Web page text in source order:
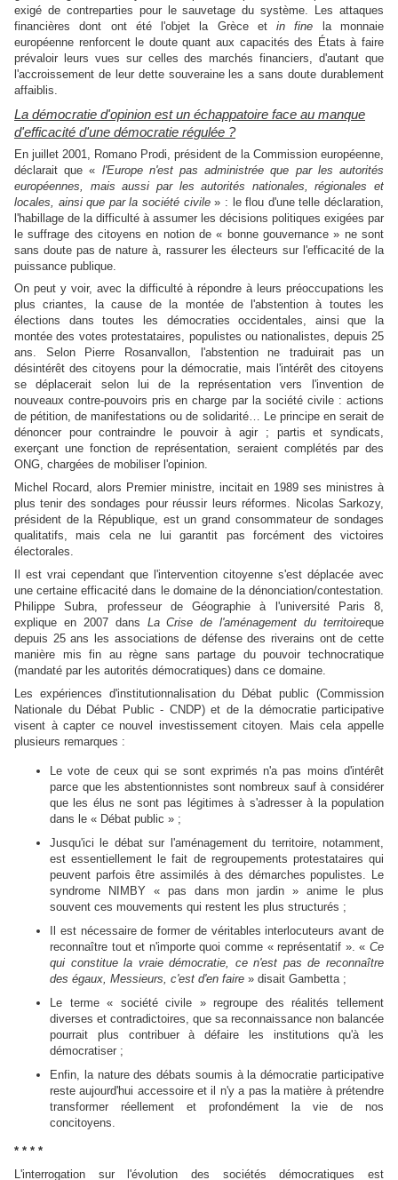
exigé de contreparties pour le sauvetage du système. Les attaques
financières dont ont été l'objet la Grèce et
in fine
la monnaie
européenne renforcent le doute quant aux capacités des États à faire
prévaloir leurs vues sur celles des marchés financiers, d'autant que
l'accroissement de leur dette souveraine les a sans doute durablement
affaiblis.
La démocratie d'opinion est un échappatoire face au manque
d'efficacité d'une démocratie régulée ?
En juillet 2001, Romano Prodi, président de la Commission européenne,
déclarait que « l'Europe n'est pas administrée que par les autorités
européennes, mais aussi par les autorités nationales, régionales et
locales, ainsi que par la société civile» : le flou d'une telle déclaration,
l'habillage de la difficulté à assumer les décisions politiques exigées par
le suffrage des citoyens en notion de « bonne gouvernance » ne sont
sans doute pas de nature à, rassurer les électeurs sur l'efficacité de la
puissance publique.
On peut y voir, avec la difficulté à répondre à leurs préoccupations les
plus criantes, la cause de la montée de l'abstention à toutes les
élections dans toutes les démocraties occidentales, ainsi que la
montée des votes protestataires, populistes ou nationalistes, depuis 25
ans. Selon Pierre Rosanvallon, l'abstention ne traduirait pas un
désintérêt des citoyens pour la démocratie, mais l'intérêt des citoyens
se déplacerait selon lui de la représentation vers l'invention de
nouveaux contre-pouvoirs pris en charge par la société civile : actions
de pétition, de manifestations ou de solidarité… Le principe en serait de
dénoncer pour contraindre le pouvoir à agir ; partis et syndicats,
exerçant une fonction de représentation, seraient complétés par des
ONG, chargées de mobiliser l'opinion.
Michel Rocard, alors Premier ministre, incitait en 1989 ses ministres à
plus tenir des sondages pour réussir leurs réformes. Nicolas Sarkozy,
président de la République, est un grand consommateur de sondages
qualitatifs, mais cela ne lui garantit pas forcément des victoires
électorales.
Il est vrai cependant que l'intervention citoyenne s'est déplacée avec
une certaine efficacité dans le domaine de la dénonciation/contestation.
Philippe Subra, professeur de Géographie à l'université Paris 8,
explique en 2007 dans La Crise de l'aménagement du territoireque
depuis 25 ans les associations de défense des riverains ont de cette
manière mis fin au règne sans partage du pouvoir technocratique
(mandaté par les autorités démocratiques) dans ce domaine.
Les expériences d'institutionnalisation du Débat public (Commission
Nationale du Débat Public - CNDP) et de la démocratie participative
visent à capter ce nouvel investissement citoyen. Mais cela appelle
plusieurs remarques :
Le vote de ceux qui se sont exprimés n'a pas moins d'intérêt
parce que les abstentionnistes sont nombreux sauf à considérer
que les élus ne sont pas légitimes à s'adresser à la population
dans le « Débat public » ;
Jusqu'ici le débat sur l'aménagement du territoire, notamment,
est essentiellement le fait de regroupements protestataires qui
peuvent parfois être assimilés à des démarches populistes. Le
syndrome NIMBY « pas dans mon jardin » anime le plus
souvent ces mouvements qui restent les plus structurés ;
Il est nécessaire de former de véritables interlocuteurs avant de
reconnaître tout et n'importe quoi comme « représentatif ». « Ce
qui constitue la vraie démocratie, ce n'est pas de reconnaître
des égaux, Messieurs, c'est d'en faire » disait Gambetta ;
Le terme « société civile » regroupe des réalités tellement
diverses et contradictoires, que sa reconnaissance non balancée
pourrait plus contribuer à défaire les institutions qu'à les
démocratiser ;
Enfin, la nature des débats soumis à la démocratie participative
reste aujourd'hui accessoire et il n'y a pas la matière à prétendre
transformer réellement et profondément la vie de nos
concitoyens.
* * * *
L'interrogation sur l'évolution des sociétés démocratiques est